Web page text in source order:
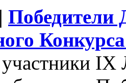
Победители
IX